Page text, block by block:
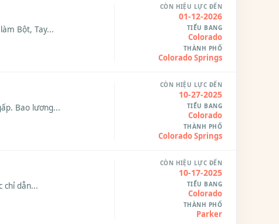
Bột, Tay...
CÒN HIỆU LỰC ĐẾN
01-12-2026
TIỂU BANG
Colorado
THÀNH PHỐ
Colorado Springs
Bao lương...
CÒN HIỆU LỰC ĐẾN
10-27-2025
TIỂU BANG
Colorado
THÀNH PHỐ
Colorado Springs
chỉ dẫn...
CÒN HIỆU LỰC ĐẾN
10-17-2025
TIỂU BANG
Colorado
THÀNH PHỐ
Parker